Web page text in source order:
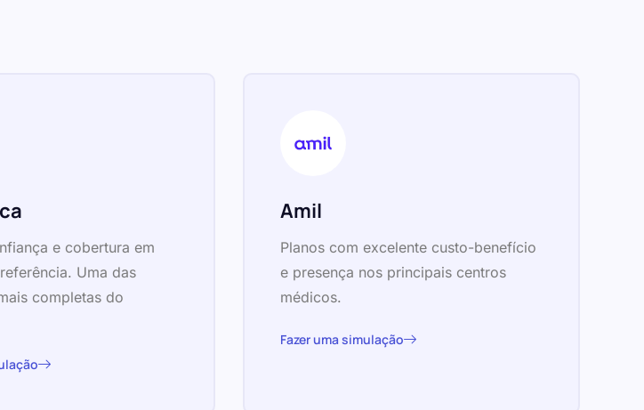
e cobertura em
Uma das
completas do
Amil
Planos com excelente custo-benefício
e presença nos principais centros
médicos.
Fazer uma simulação